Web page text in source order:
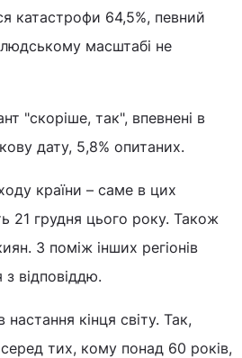
катастрофи 64,5%, певний
масштабі не
"скоріше, так", впевнені в
дату, 5,8% опитаних.
країни – саме в цих
21 грудня цього року. Також
З поміж інших регіонів
з відповіддю.
кінця світу. Так,
тих, кому понад 60 років,